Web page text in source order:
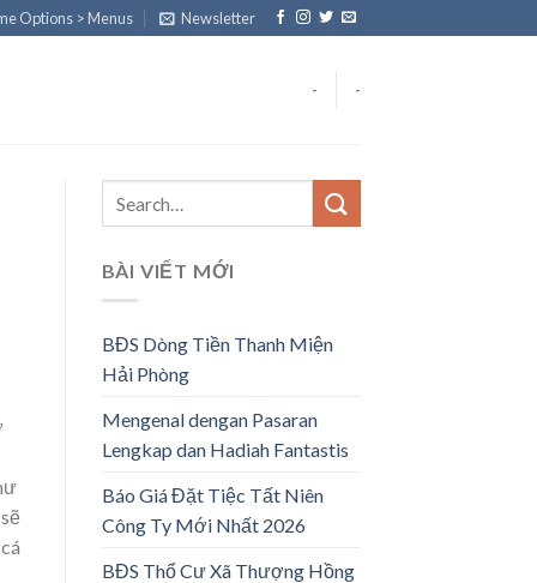
Options > Menus Newsletter
- -
BÀI VIẾT MỚI
BĐS Dòng Tiền Thanh Miện
Hải Phòng
Mengenal dengan Pasaran
Lengkap dan Hadiah Fantastis
Báo Giá Đặt Tiệc Tất Niên
Công Ty Mới Nhất 2026
BĐS Thổ Cư Xã Thượng Hồng